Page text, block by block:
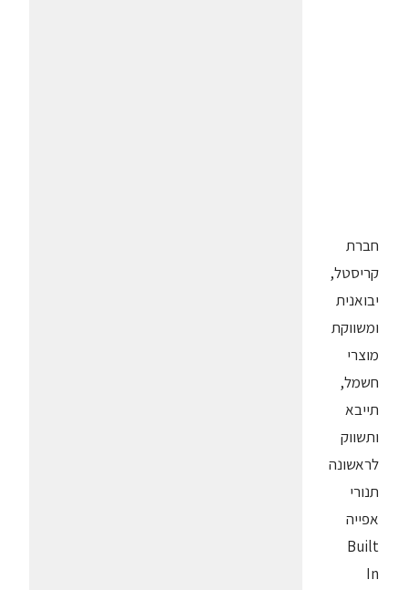
חברת
קריסטל,
יבואנית
ומשווקת
מוצרי
חשמל,
תייבא
ותשווק
לראשונה
תנורי
אפייה
Built
In